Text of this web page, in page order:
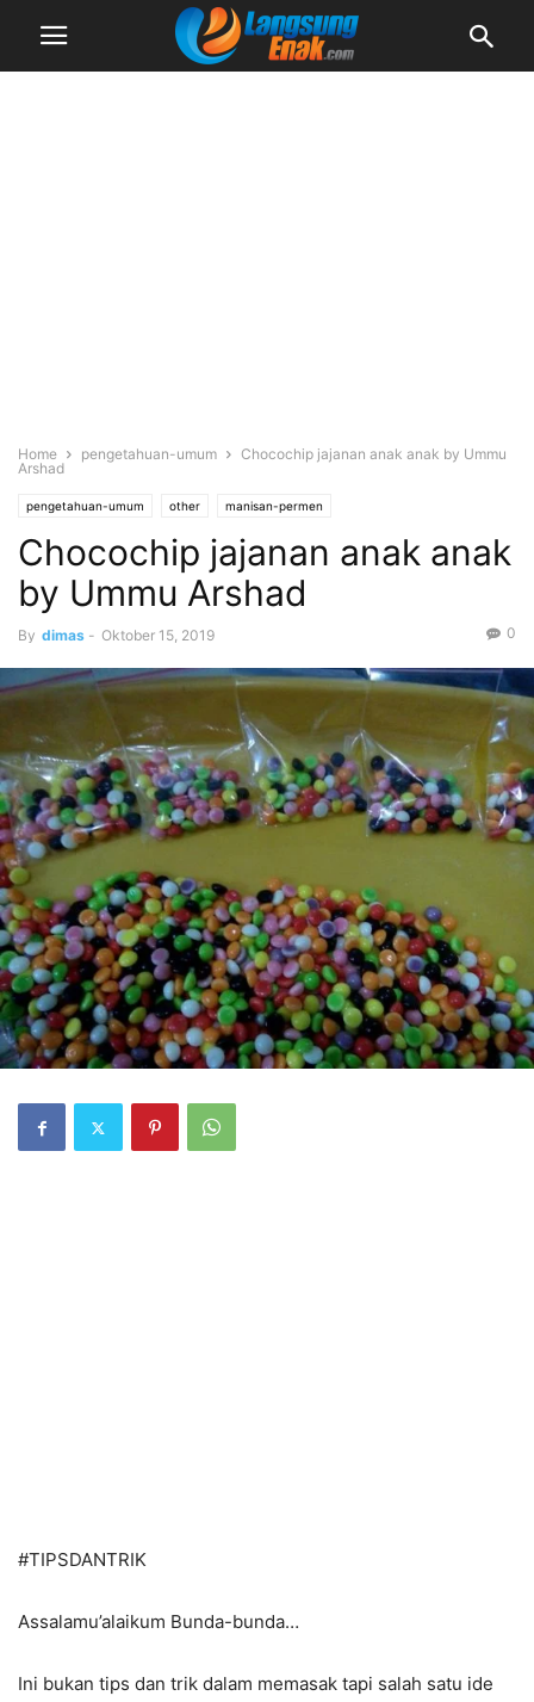
Home pengetahuan-umum
Chocochip jajanan anak anak by Ummu
Arshad
pengetahuan-umum other manisan-permen
Chocochip jajanan anak anak
by Ummu Arshad
By dimas - Oktober 15, 2019 0
#TIPSDANTRIK
Assalamu’alaikum Bunda-bunda…
Ini bukan tips dan trik dalam memasak tapi salah satu ide